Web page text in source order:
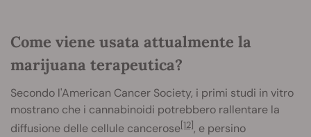
Come viene usata attualmente la
marijuana terapeutica?
Secondo l'American Cancer Society, i primi studi in vitro
mostrano che i cannabinoidi potrebbero rallentare la
diffusione delle cellule cancerose[12], e persino